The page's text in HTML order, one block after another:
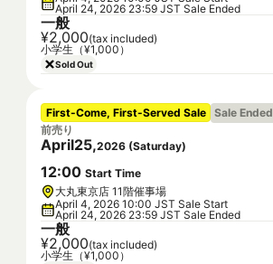
April 24, 2026 23:59 JST Sale Ended
一般
¥2,000(tax included)
小学生（¥1,000）
Sold Out
First-Come, First-Served Sale Sale Ended
前売り
April25,2026 (Saturday)
12:00 Start Time
大丸東京店 11階催事場
April 4, 2026 10:00 JST Sale Start
April 24, 2026 23:59 JST Sale Ended
一般
¥2,000(tax included)
小学生（¥1,000）